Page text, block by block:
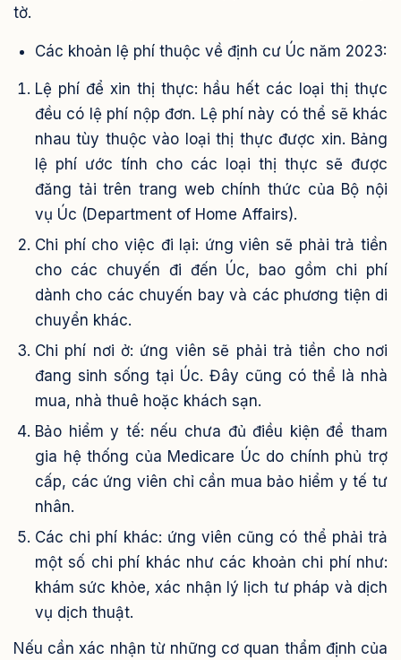
tờ.
Các khoản lệ phí thuộc về định cư Úc năm 2023:
Lệ phí để xin thị thực: hầu hết các loại thị thực
đều có lệ phí nộp đơn. Lệ phí này có thể sẽ khác
nhau tùy thuộc vào loại thị thực được xin. Bảng
lệ phí ước tính cho các loại thị thực sẽ được
đăng tải trên trang web chính thức của Bộ nội
vụ Úc (Department of Home Affairs).
Chi phí cho việc đi lại: ứng viên sẽ phải trả tiền
cho các chuyến đi đến Úc, bao gồm chi phí
dành cho các chuyến bay và các phương tiện di
chuyển khác.
Chi phí nơi ở: ứng viên sẽ phải trả tiền cho nơi
đang sinh sống tại Úc. Đây cũng có thể là nhà
mua, nhà thuê hoặc khách sạn.
Bảo hiểm y tế: nếu chưa đủ điều kiện để tham
gia hệ thống của Medicare Úc do chính phủ trợ
cấp, các ứng viên chỉ cần mua bảo hiểm y tế tư
nhân.
Các chi phí khác: ứng viên cũng có thể phải trả
một số chi phí khác như các khoản chi phí như:
khám sức khỏe, xác nhận lý lịch tư pháp và dịch
vụ dịch thuật.
Nếu cần xác nhận từ những cơ quan thẩm định của